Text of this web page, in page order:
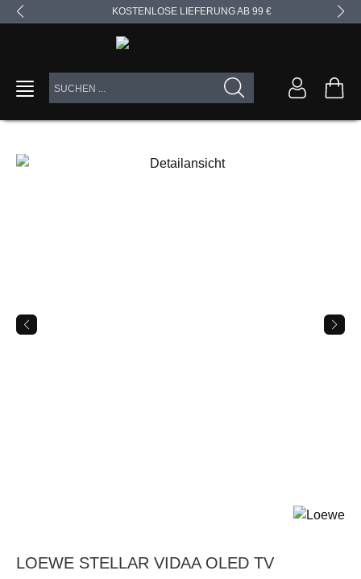
springen KOSTENLOSE LIEFERUNG AB 99 €
LOEWE STELLAR VIDAA OLED TV